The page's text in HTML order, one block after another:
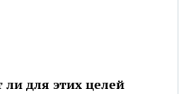
ли для этих целей